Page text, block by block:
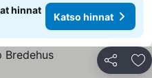
hinnat
Katso hinnat
Jaa